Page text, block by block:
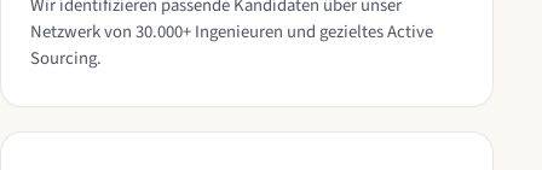
Wir identifizieren passende Kandidaten über unser
Netzwerk von 30.000+ Ingenieuren und gezieltes Active
Sourcing.